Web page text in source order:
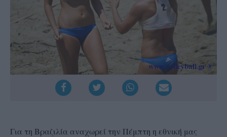
Για τη Βραζιλία αναχωρεί την Πέμπτη η εθνική μας